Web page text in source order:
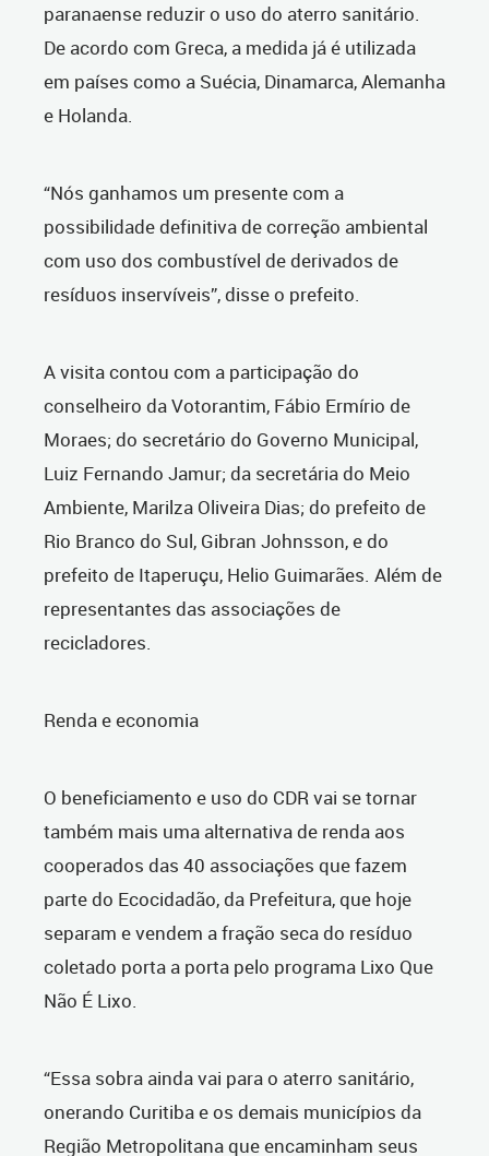
paranaense reduzir o uso do aterro sanitário.
De acordo com Greca, a medida já é utilizada
em países como a Suécia, Dinamarca, Alemanha
e Holanda.
“Nós ganhamos um presente com a
possibilidade definitiva de correção ambiental
com uso dos combustível de derivados de
resíduos inservíveis”, disse o prefeito.
A visita contou com a participação do
conselheiro da Votorantim, Fábio Ermírio de
Moraes; do secretário do Governo Municipal,
Luiz Fernando Jamur; da secretária do Meio
Ambiente, Marilza Oliveira Dias; do prefeito de
Rio Branco do Sul, Gibran Johnsson, e do
prefeito de Itaperuçu, Helio Guimarães. Além de
representantes das associações de
recicladores.
Renda e economia
O beneficiamento e uso do CDR vai se tornar
também mais uma alternativa de renda aos
cooperados das 40 associações que fazem
parte do Ecocidadão, da Prefeitura, que hoje
separam e vendem a fração seca do resíduo
coletado porta a porta pelo programa Lixo Que
Não É Lixo.
“Essa sobra ainda vai para o aterro sanitário,
onerando Curitiba e os demais municípios da
Região Metropolitana que encaminham seus